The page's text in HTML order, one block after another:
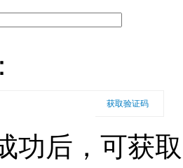
：
获取验证码
功后，可获